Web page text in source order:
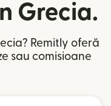
Grecia.
Remitly oferă
sau comisioane